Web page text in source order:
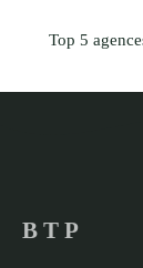
Top 5
B T P